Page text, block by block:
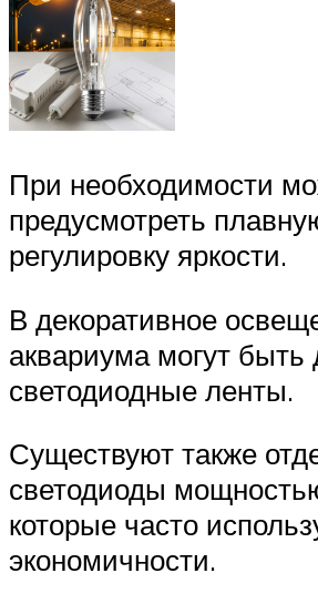
При необходимости
предусмотреть
регулировку яркости.
В декоративное
аквариума могут быть
светодиодные ленты.
Существуют также
светодиоды
которые часто
экономичности.